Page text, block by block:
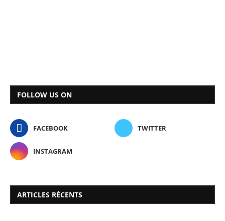
FOLLOW US ON
FACEBOOK TWITTER
INSTAGRAM
ARTICLES RÉCENTS